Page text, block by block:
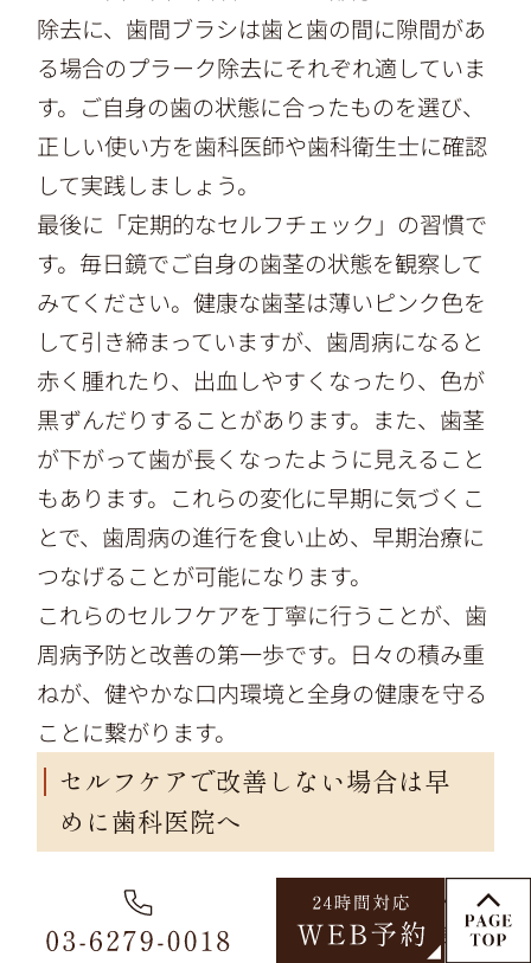
除去に、歯間ブラシは歯と歯の間に隙間があ
る場合のプラーク除去にそれぞれ適していま
す。ご自身の歯の状態に合ったものを選び、
正しい使い方を歯科医師や歯科衛生士に確認
して実践しましょう。
最後に「定期的なセルフチェック」の習慣で
す。毎日鏡でご自身の歯茎の状態を観察して
みてください。健康な歯茎は薄いピンク色を
して引き締まっていますが、歯周病になると
赤く腫れたり、出血しやすくなったり、色が
黒ずんだりすることがあります。また、歯茎
が下がって歯が長くなったように見えること
もあります。これらの変化に早期に気づくこ
とで、歯周病の進行を食い止め、早期治療に
つなげることが可能になります。
これらのセルフケアを丁寧に行うことが、歯
周病予防と改善の第一歩です。日々の積み重
ねが、健やかな口内環境と全身の健康を守る
ことに繋がります。
セルフケアで改善しない場合は早
めに歯科医院へ
歯周病の対策として、ご自身でできるセルフ
ケアは非常に大切です。日々の丁寧な歯磨き